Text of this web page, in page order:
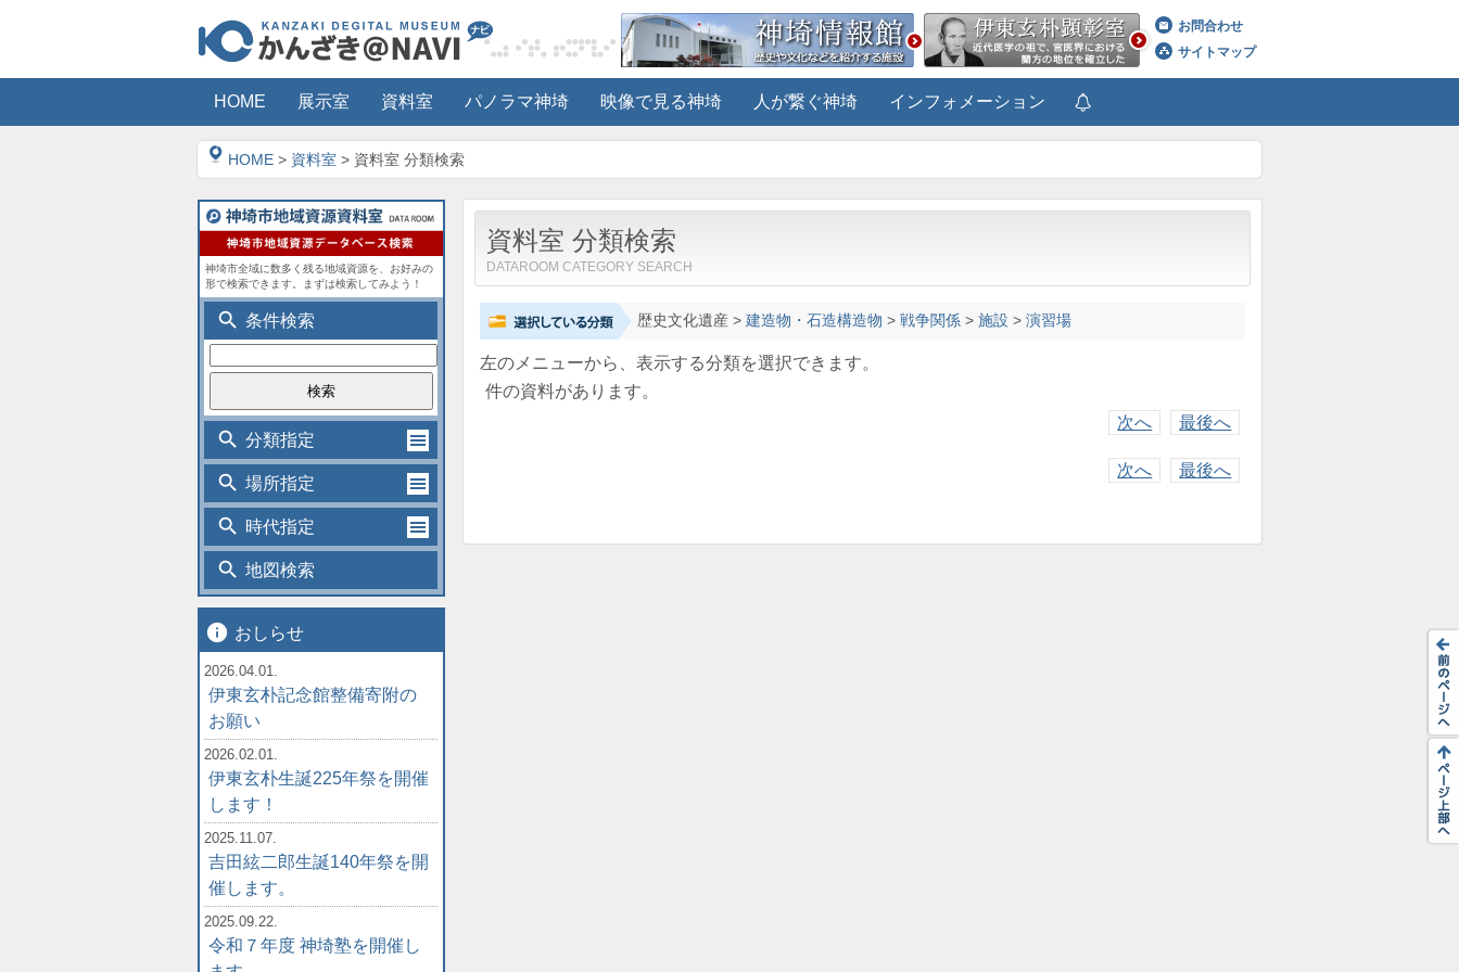
お問合わせ
サイトマップ
HOME 展示室 資料室 パノラマ神埼 映像で見る神埼 人が繋ぐ神埼 インフォメーション
HOME > 資料室 > 資料室 分類検索
資料室 分類検索
DATAROOM CATEGORY SEARCH
歴史文化遺産> 建造物・石造構造物 > 戦争関係> 施設 > 演習場
左のメニューから、表示する分類を選択できます。
件の資料があります。
次へ
最後へ
次へ 最後へ
神埼市全域に数多く残る地域資源を、お好みの
形で検索できます。まずは検索してみよう！
search 条件検索
search 分類指定
search 場所指定
search 時代指定
search 地図検索
info おしらせ
2026.04.01.
伊東玄朴記念館整備寄附の
お願い
2026.02.01.
伊東玄朴生誕225年祭を開催
します！
2025.11.07.
吉田絃二郎生誕140年祭を開
催します。
2025.09.22.
令和７年度 神埼塾を開催し